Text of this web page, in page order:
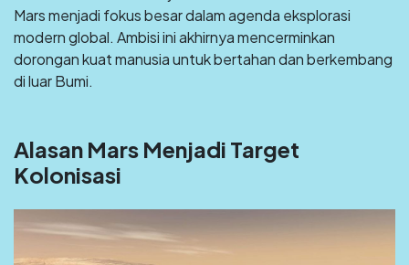
Mars menjadi fokus besar dalam agenda eksplorasi
modern global. Ambisi ini akhirnya mencerminkan
dorongan kuat manusia untuk bertahan dan berkembang
di luar Bumi.
Alasan Mars Menjadi Target
Kolonisasi